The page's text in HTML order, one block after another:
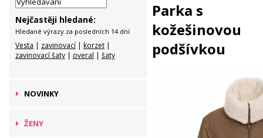
Nejčastěji hledané:
Hledané výrazy za posledních 14 dní
Vesta | zavinovací | korzet |
zavinovací šaty | overal | šaty
NOVINKY
ŽENY
Parka s
kožešinovou
podšívkou